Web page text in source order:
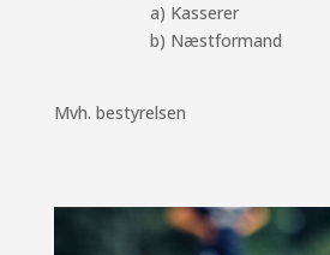
a) Kasserer
b) Næstformand
Mvh. bestyrelsen